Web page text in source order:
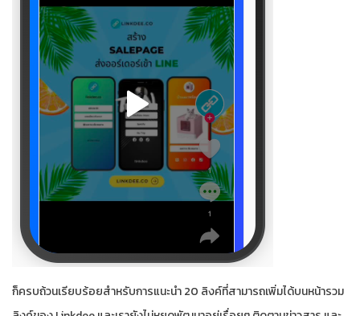
ก็ครบถ้วนเรียบร้อยสำหรับการแนะนำ 20 ลิงค์ที่สามารถเพิ่มได้บนหน้ารวม